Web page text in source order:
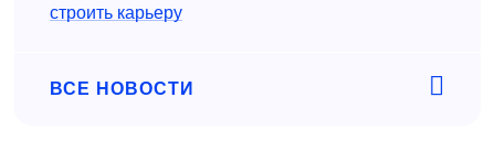
строить карьеру
ВСЕ НОВОСТИ